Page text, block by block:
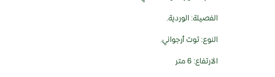
الفصيلة: الوردية.
النوع: توت أرجواني.
الارتفاع: 6 متر